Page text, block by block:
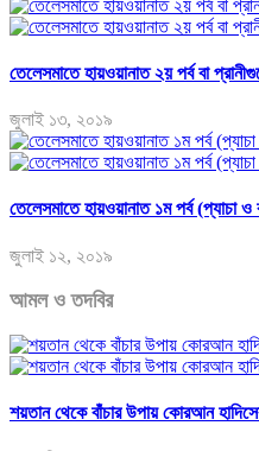
তেলেসমাতে হায়ওয়ানাত ২য় পর্ব বা
জুলাই ১৩, ২০১৯
তেলেসমাতে হায়ওয়ানাত ১ম পর্ব (প্যাচা ও
জুলাই ১২, ২০১৯
আমল ও তদবির
শয়তান থেকে বাঁচার উপায় কোরআন